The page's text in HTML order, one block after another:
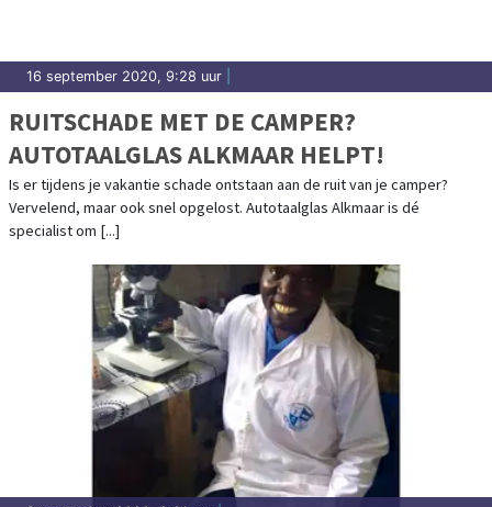
16 september 2020, 9:28 uur
RUITSCHADE MET DE CAMPER?
AUTOTAALGLAS ALKMAAR HELPT!
Is er tijdens je vakantie schade ontstaan aan de ruit van je camper?
Vervelend, maar ook snel opgelost. Autotaalglas Alkmaar is dé
specialist om [...]